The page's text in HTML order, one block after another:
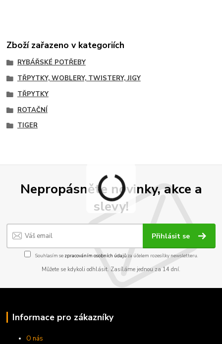
Zboží zařazeno v kategoriích
RYBÁŘSKÉ POTŘEBY
TŘPYTKY, WOBLERY, TWISTERY, JIGY
TŘPYTKY
ROTAČNÍ
TIGER
Nepropásněte novinky, akce a
slevy!
Přihlásit se
Souhlasím se zpracováním osobních údajůza účelem rozesílky newsletteru.
Můžete se kdykoli odhlásit. Zasíláme jednou za 14 dní.
Informace pro zákazníky
O nás